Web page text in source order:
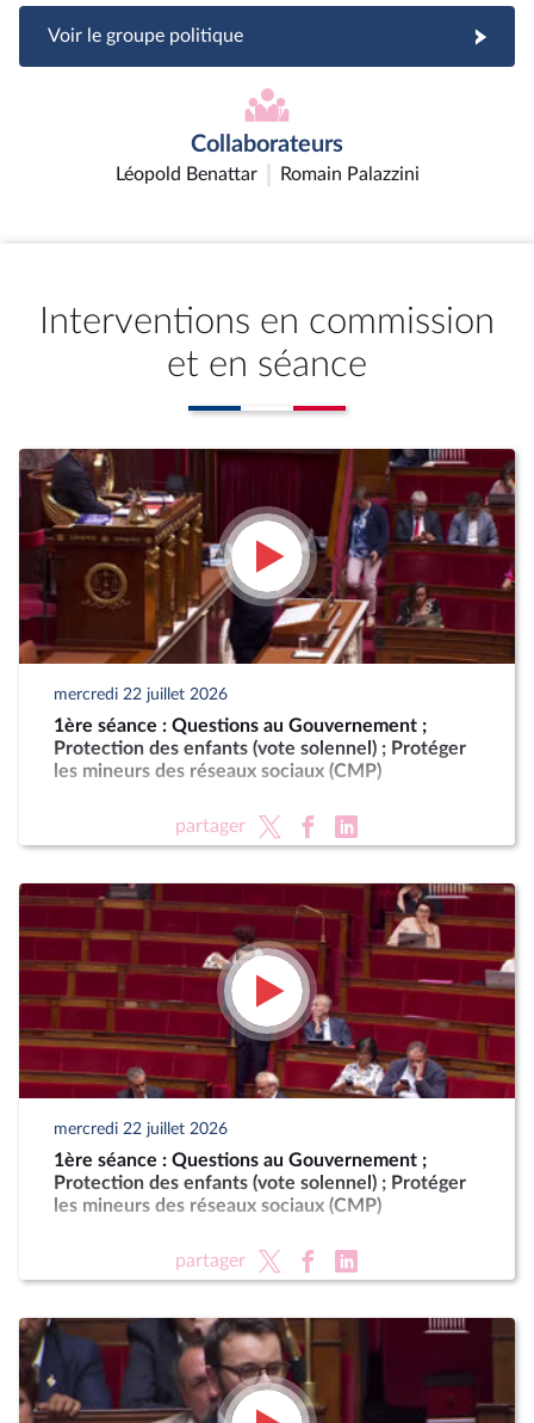
Voir le groupe politique
Collaborateurs
Léopold Benattar Romain Palazzini
Interventions en commission
et en séance
mercredi 22 juillet 2026
1ère séance : Questions au Gouvernement ;
Protection des enfants (vote solennel) ; Protéger
les mineurs des réseaux sociaux (CMP)
partager
mercredi 22 juillet 2026
1ère séance : Questions au Gouvernement ;
Protection des enfants (vote solennel) ; Protéger
les mineurs des réseaux sociaux (CMP)
partager